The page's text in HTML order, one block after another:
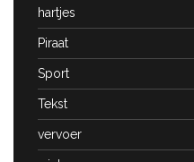
hartjes
Piraat
Sport
Tekst
vervoer